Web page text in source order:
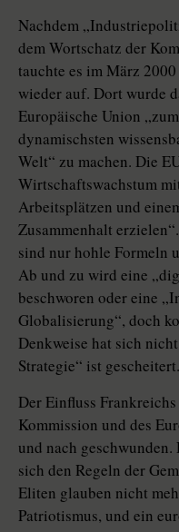
Nachdem
dem Wortschatz der
tauchte es im März
wieder auf. Dort wurde
Europäische Union
dynamischsten
Welt“ zu machen. Die
Wirtschaftswachstum
Arbeitsplätzen und
Zusammenhalt
sind nur hohle Formeln
Ab und zu wird eine
beschworen oder eine
Globalisierung“, doch
Denkweise hat sich
Strategie“ ist gescheitert.
Der Einfluss
Kommission und des
und nach geschwunden.
sich den Regeln der
Eliten glauben nicht
Patriotismus, und ein